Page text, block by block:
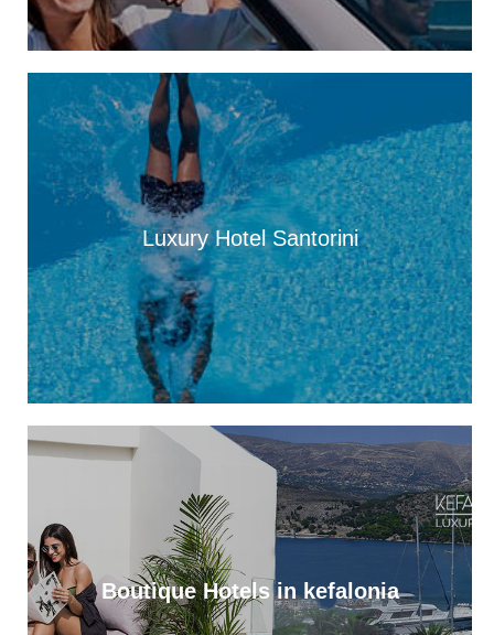
13:04
Παράσταση Καραγκιόζη την Παρασκευή 7 Αυγούστου, στα
12:49
Παραδοσιακό πανηγύρι στις 8 Αυγούστου, στον Άγιο Νικόλαο
Ελειού-Πρόννων
12:49
Πρωτοφανής προσέλευση 3.500 ατόμων «βούλιαξε» τον Πόρο
Κεφαλονιάς στο πανηγύρι του Σωτήρος!
12:36
Απονομή υποτροφιών, από το Ίδρυμα Αδελφών Στυλιανού
Τυπάλδου [εικόνες]
12:24
Απόψε, ποιητική βραδιά από τον Πολιτιστικό Σύλλογο “Το
Πυργί”, στο Τσακαρισιάνο
11:56
Αντίστροφη μέτρηση για το Μουσικό Φεστιβάλ “PALI EKEI”, στο
11:37
Έφυγε από τη ζωή η Μαρίκα Κασσιανού
11:01
Ζάκυνθος: Πνιγμός 57χρονου Βρετανού στην περιοχή «Πισίνες»
Κερίου
Luxury Hotel Santorini
Boutique Hotels in kefalonia